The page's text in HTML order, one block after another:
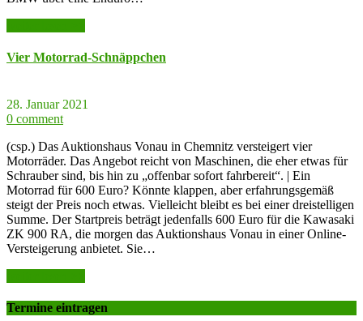
Vier Motorrad-Schnäppchen
28. Januar 2021
0 comment
(csp.) Das Auktionshaus Vonau in Chemnitz versteigert vier
Motorräder. Das Angebot reicht von Maschinen, die eher etwas für
Schrauber sind, bis hin zu „offenbar sofort fahrbereit“. | Ein
Motorrad für 600 Euro? Könnte klappen, aber erfahrungsgemäß
steigt der Preis noch etwas. Vielleicht bleibt es bei einer dreistelligen
Summe. Der Startpreis beträgt jedenfalls 600 Euro für die Kawasaki
ZK 900 RA, die morgen das Auktionshaus Vonau in einer Online-
Versteigerung anbietet. Sie…
Termine eintragen